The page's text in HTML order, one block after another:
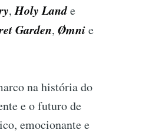
,Holy Lande
Garden, Ømnie
na história do
e o futuro de
emocionante e